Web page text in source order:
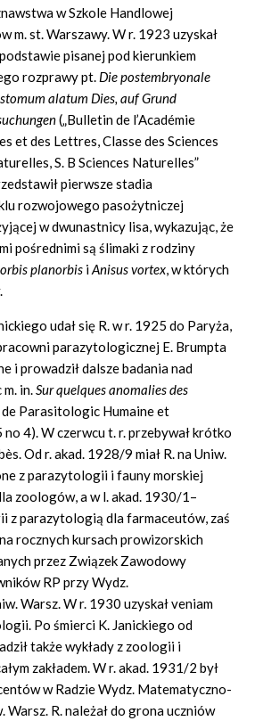
w Szkole Handlowej
m.st. Warszawy. W r. 1923 uzyskał
pisanej pod kierunkiem
rozprawy pt. Die postembryonale
alatum Dies, auf Grund
(„Bulletin de l’Académie
et des Lettres, Classedes Sciences
S. B Sciences Naturelles”
pierwsze stadia
rozwojowego pasożytniczej
w dwunastnicy lisa, wykazując, że
pośrednimi są ślimaki z rodziny
planorbis iAnisus vortex,w których
udał się R. w r. 1925 do Paryża,
parazytologicznej E. Brumpta
i prowadził dalsze badania nad
m. in.Sur quelques anomalies des
de Parasitologic Humaineet
no 4).W czerwcut.r. przebywał krótko
Od r. akad. 1928/9 miał R. na Uniw.
z parazytologii i fauny morskiej
zoologów, a w l. akad. 1930/1–
z parazytologią dla farmaceutów, zaś
rocznych kursach prowizorskich
przez Związek Zawodowy
RP przy Wydz.
Warsz. W r. 1930 uzyskał veniam
Po śmierci K. Janickiego od
także wykłady z zoologii i
zakładem. W r. akad. 1931/2 był
w Radzie Wydz. Matematyczno-
R. należał do grona uczniów